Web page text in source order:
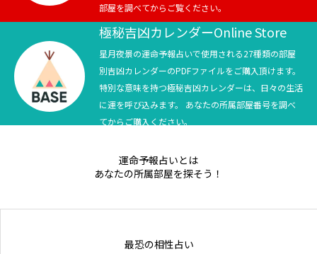
部屋を調べてからご覧ください。
極秘吉凶カレンダーOnline Store
星月夜景の運命予報占いで使用される27種類の部屋
別吉凶カレンダーのPDFファイルをご購入頂けます。
特別な意味を持つ極秘吉凶カレンダーは、日々の生活
に運を呼び込みます。 あなたの所属部屋番号を調べ
てからご購入ください。
運命予報占いとは
あなたの所属部屋を探そう！
最恐の相性占い